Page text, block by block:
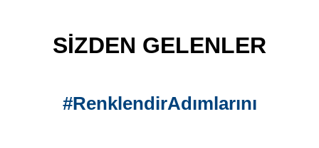
SİZDEN GELENLER
#RenklendirAdımlarını